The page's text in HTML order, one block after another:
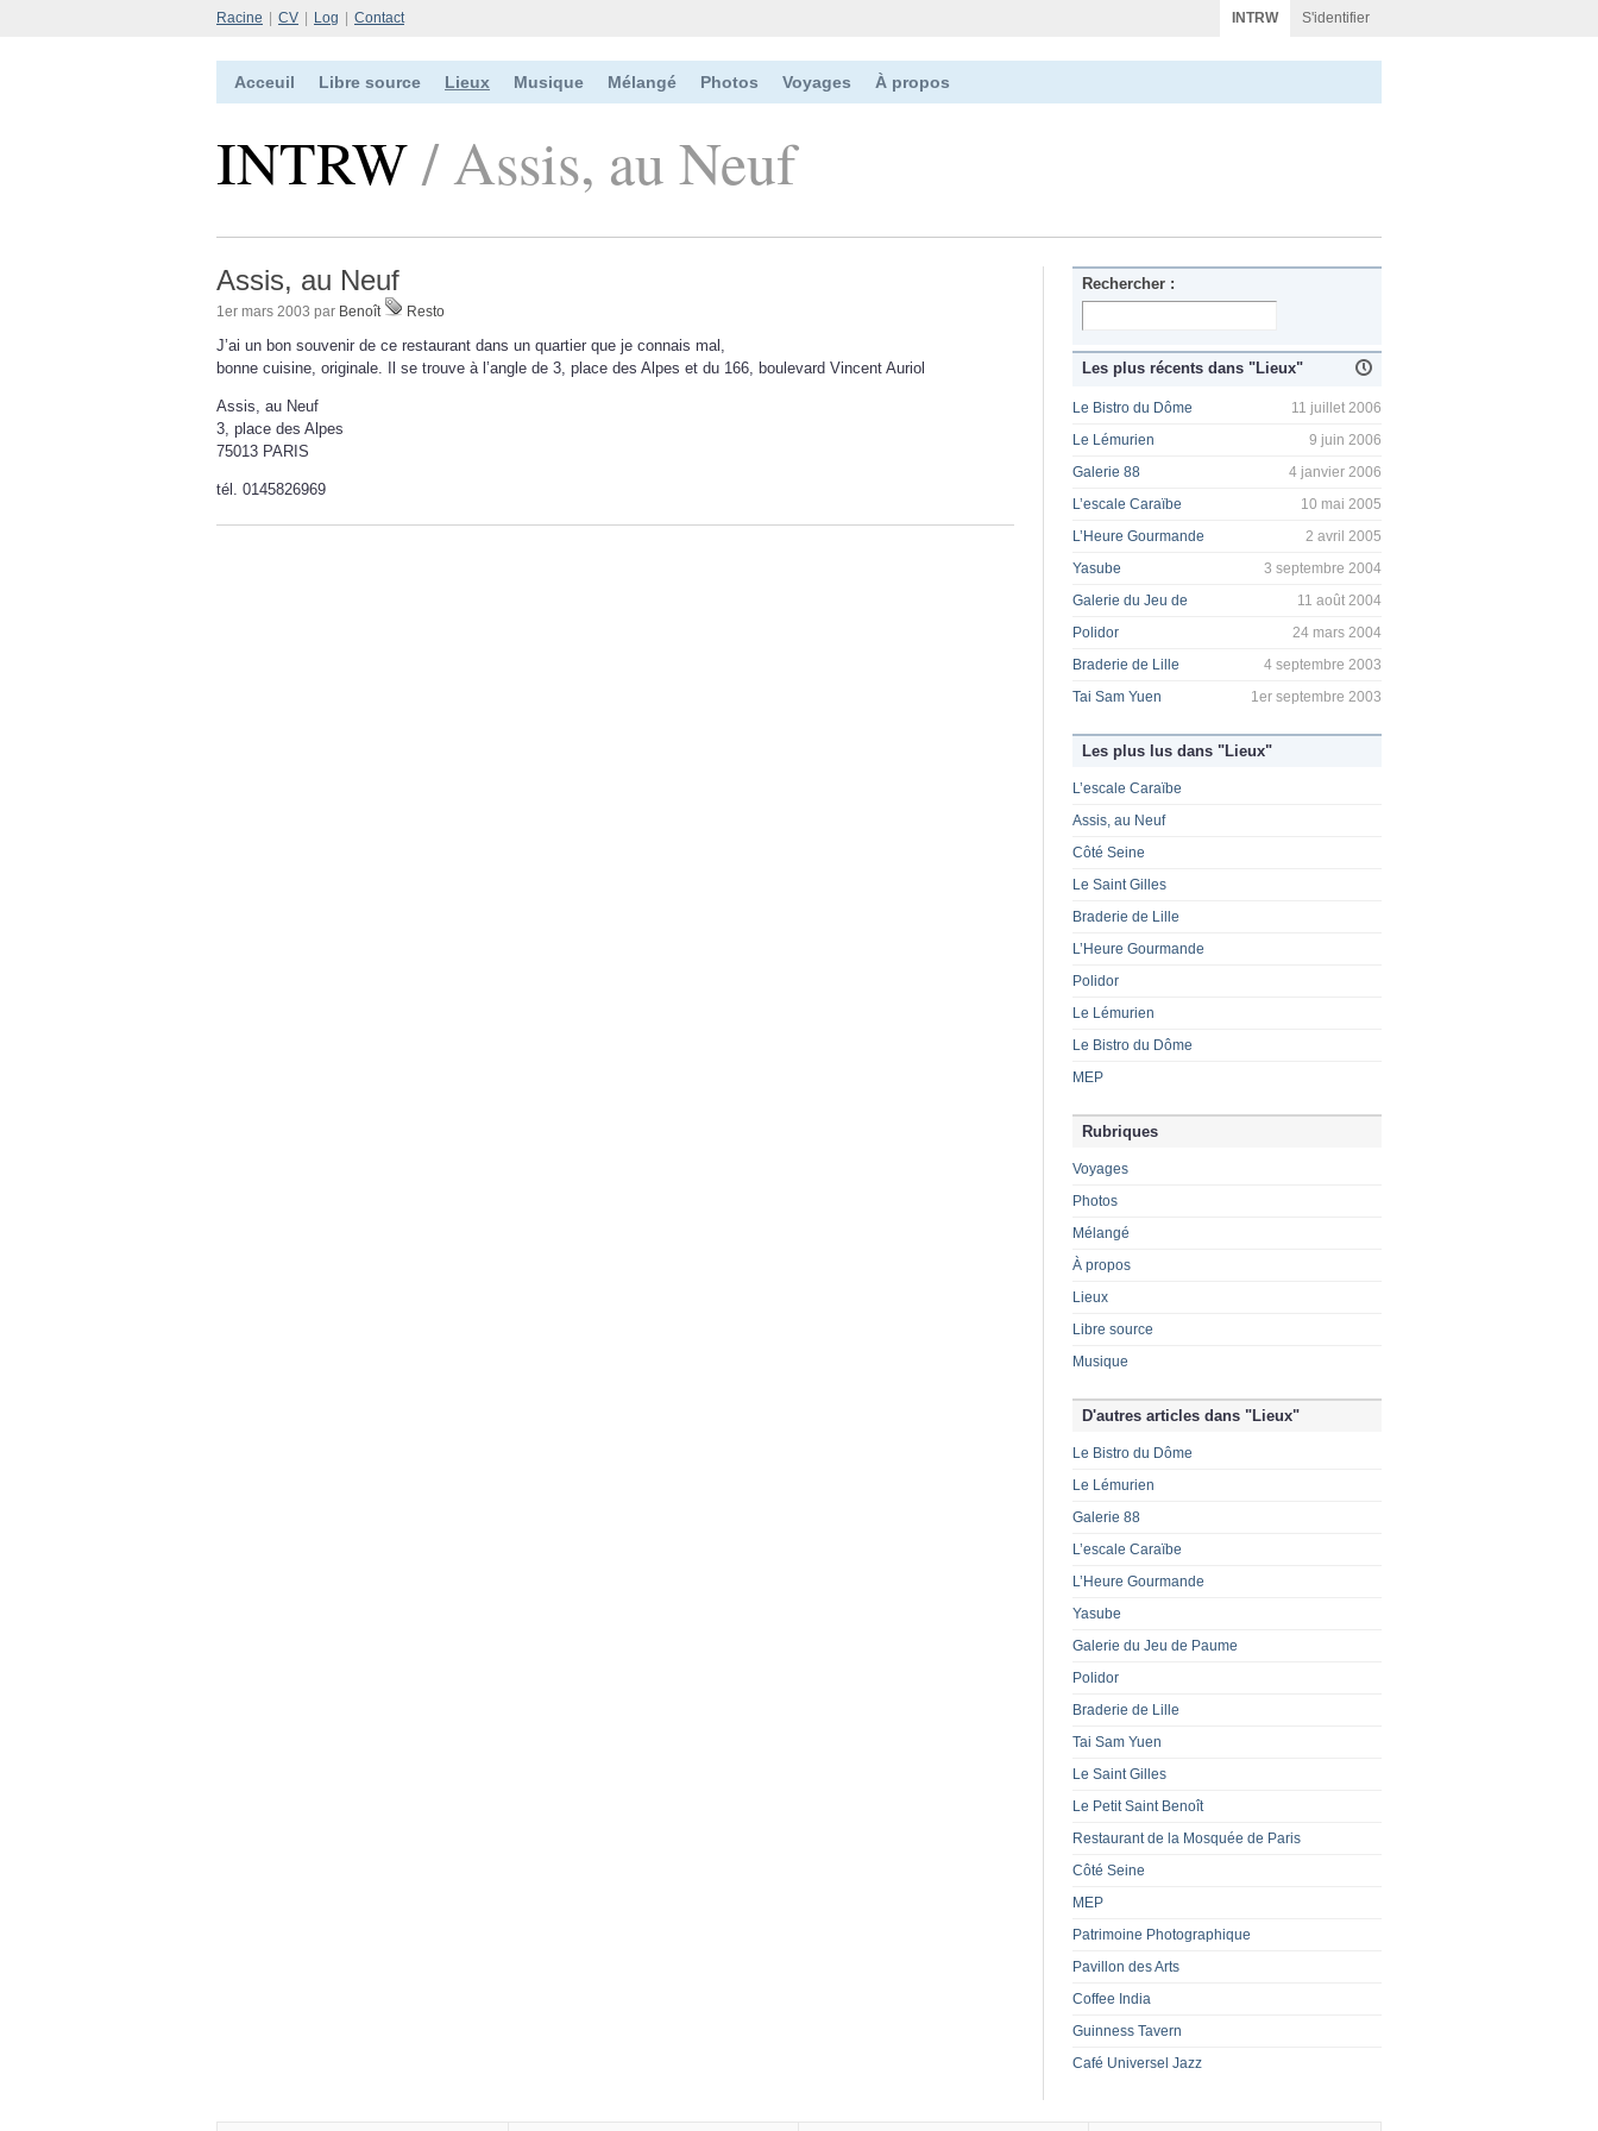
Racine CV Log Contact INTRW S'identifier
Acceuil Libre source Lieux Musique Mélangé Photos Voyages À propos
INTRW/ Assis, au Neuf
Assis, au Neuf
1er mars 2003 par Benoît Resto
J’ai un bon souvenir de ce restaurant dans un quartier que je connais mal,
bonne cuisine, originale. Il se trouve à l’angle de 3, place des Alpes et du 166, boulevard Vincent Auriol
Assis, au Neuf
3, place des Alpes
75013 PARIS
tél. 0145826969
Rechercher :
Les plus récents dans "Lieux"
Le Bistro du Dôme
11 juillet 2006
Le Lémurien
9 juin 2006
Galerie 88
4 janvier 2006
L’escale Caraïbe
10 mai 2005
L’Heure Gourmande
2 avril 2005
Yasube
3 septembre 2004
Galerie du Jeu de
11 août 2004
Polidor
24 mars 2004
Braderie de Lille
4 septembre 2003
Tai Sam Yuen
1er septembre 2003
Les plus lus dans "Lieux"
L’escale Caraïbe
Assis, au Neuf
Côté Seine
Le Saint Gilles
Braderie de Lille
L’Heure Gourmande
Polidor
Le Lémurien
Le Bistro du Dôme
MEP
Rubriques
Voyages
Photos
Mélangé
À propos
Lieux
Libre source
Musique
D'autres articles dans "Lieux"
Le Bistro du Dôme
Le Lémurien
Galerie 88
L’escale Caraïbe
L’Heure Gourmande
Yasube
Galerie du Jeu de Paume
Polidor
Braderie de Lille
Tai Sam Yuen
Le Saint Gilles
Le Petit Saint Benoît
Restaurant de la Mosquée de Paris
Côté Seine
MEP
Patrimoine Photographique
Pavillon des Arts
Coffee India
Guinness Tavern
Café Universel Jazz